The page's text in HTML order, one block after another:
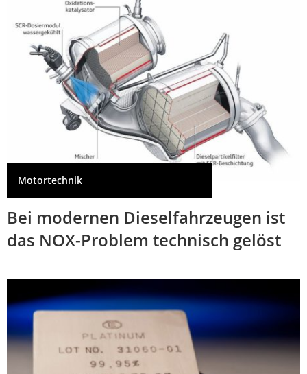
Motortechnik
Bei modernen Dieselfahrzeugen ist
das NOX-Problem technisch gelöst